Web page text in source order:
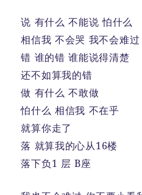
说 有什么 不能说 怕什么
相信我 不会哭 我不会难过
错 谁的错 谁能说得清楚
还不如算我的错
做 有什么 不敢做
怕什么 相信我 不在乎
就算你走了
落 就算我的心从16楼
落下负1 层 B座